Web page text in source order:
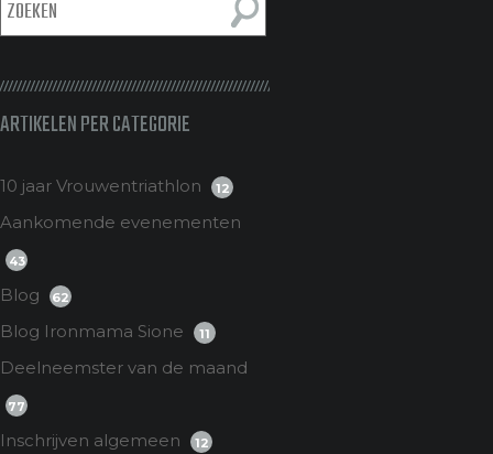
ARTIKELEN PER CATEGORIE
10 jaar Vrouwentriathlon 12
Aankomende evenementen
43
Blog 62
Blog Ironmama Sione 11
Deelneemster van de maand
77
Inschrijven algemeen 12